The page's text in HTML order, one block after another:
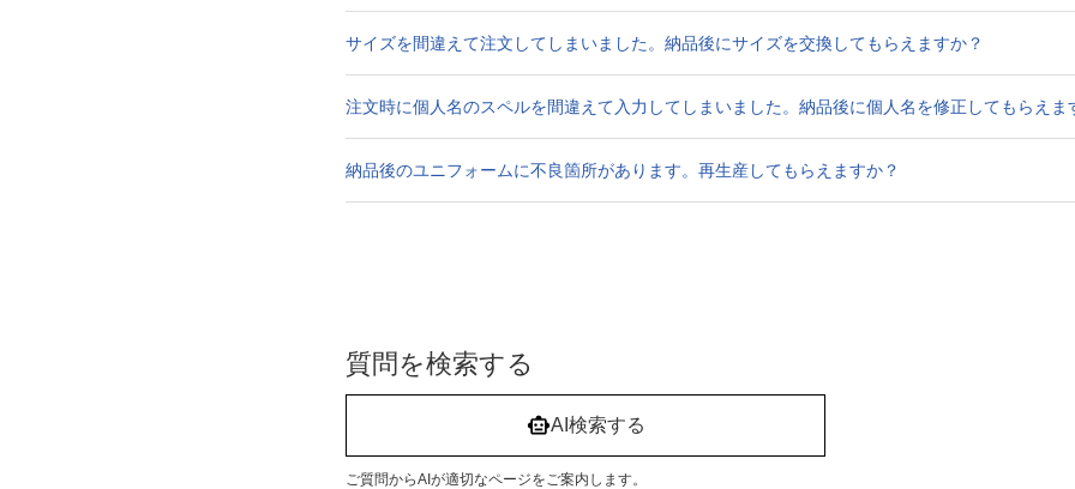
サイズを間違えて注文してしまいました。納品後にサイズを交換してもらえますか？
注文時に個人名のスペルを間違えて入力してしまいました。納品後に個人名を修正してもらえま
納品後のユニフォームに不良箇所があります。再生産してもらえますか？
質問を検索する
AI検索する
ご質問からAIが適切なページをご案内します。